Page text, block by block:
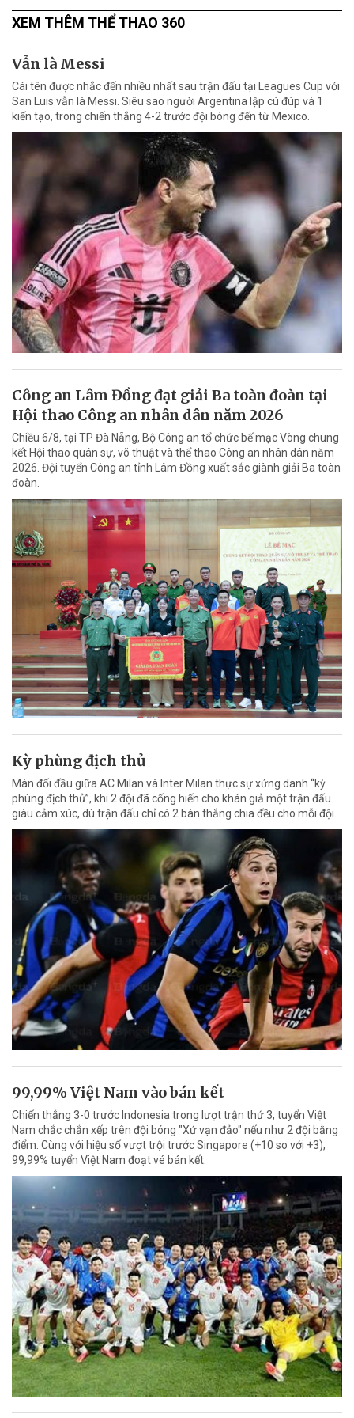
XEM THÊM THỂ THAO 360
Vẫn là Messi
Cái tên được nhắc đến nhiều nhất sau trận đấu tại Leagues Cup với
San Luis vẫn là Messi. Siêu sao người Argentina lập cú đúp và 1
kiến tạo, trong chiến thắng 4-2 trước đội bóng đến từ Mexico.
Công an Lâm Đồng đạt giải Ba toàn đoàn tại
Hội thao Công an nhân dân năm 2026
Chiều 6/8, tại TP Đà Nẵng, Bộ Công an tổ chức bế mạc Vòng chung
kết Hội thao quân sự, võ thuật và thể thao Công an nhân dân năm
2026. Đội tuyển Công an tỉnh Lâm Đồng xuất sắc giành giải Ba toàn
đoàn.
Kỳ phùng địch thủ
Màn đối đầu giữa AC Milan và Inter Milan thực sự xứng danh “kỳ
phùng địch thủ”, khi 2 đội đã cống hiến cho khán giả một trận đấu
giàu cảm xúc, dù trận đấu chỉ có 2 bàn thắng chia đều cho mỗi đội.
99,99% Việt Nam vào bán kết
Chiến thắng 3-0 trước Indonesia trong lượt trận thứ 3, tuyển Việt
Nam chắc chắn xếp trên đội bóng "Xứ vạn đảo" nếu như 2 đội bằng
điểm. Cùng với hiệu số vượt trội trước Singapore (+10 so với +3),
99,99% tuyển Việt Nam đoạt vé bán kết.